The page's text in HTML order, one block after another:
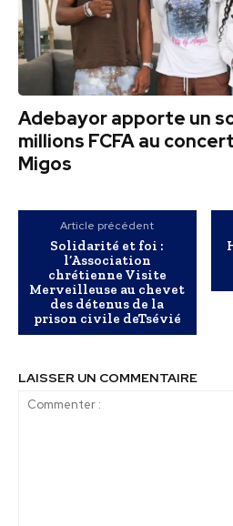
Adebayor apporte un
millions FCFA au
Migos
Article précédent
Solidarité et foi :
l’Association
chrétienne Visite
Merveilleuse au chevet
des détenus de la
prison civile deTsévié
LAISSER UN COMMENTAIRE